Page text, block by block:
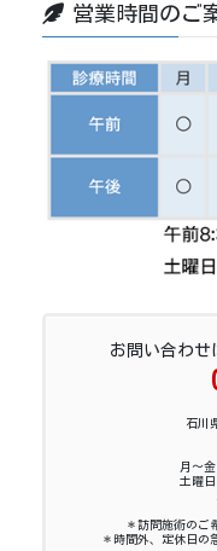
営業時間のご
お問い合わせ
石川
月～
土曜
＊訪問施術のご
＊時間外、定休日の